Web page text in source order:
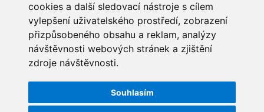
cookies a další sledovací nástroje s cílem
vylepšení uživatelského prostředí, zobrazení
přizpůsobeného obsahu a reklam, analýzy
návštěvnosti webových stránek a zjištění
zdroje návštěvnosti.
Souhlasím
25 26 27 28 29
30
STATISTIKY